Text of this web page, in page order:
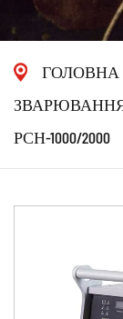
ГОЛОВНА
РСН-1000/2000